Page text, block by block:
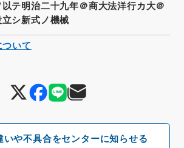
いや不具合をセンターに知らせる
テ明治二十九年＠商大法洋行カ大＠
シ新式ノ機械
いて